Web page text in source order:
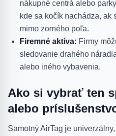
nákupné centrá alebo
kde sa kočík nachádza, ak
mimo zorného poľa.
Firemné aktíva: Firmy
sledovanie drahého
alebo iného vybavenia.
Ako si vybrať ten
alebo
Samotný AirTag je